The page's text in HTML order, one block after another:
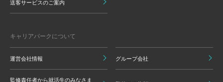
送客サービスのご案内
キャリアパークについて
運営会社情報 グループ会社
監修責任者から就活生のみなさま